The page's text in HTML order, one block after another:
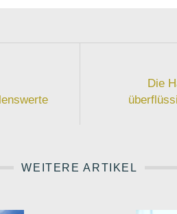
Die
WEITERE ARTIKEL